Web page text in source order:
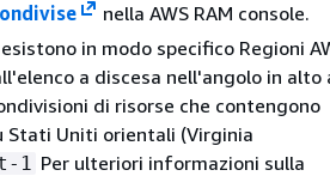
nella AWS RAM console.
in modo specifico Regioni
a discesa nell'angolo in alto
di risorse che contengono
Stati Uniti orientali (Virginia
1 Per ulteriori informazioni sulla